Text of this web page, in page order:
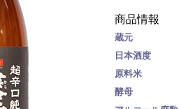
商品情報
蔵元
日本酒度
原料米
酵母